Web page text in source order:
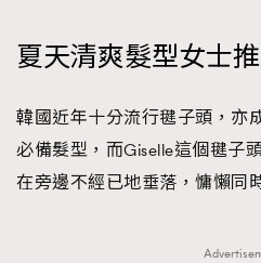
夏天清爽髮型女士
韓國近年十分流行毽子頭，亦
必備髮型，而Giselle這個毽子
在旁邊不經已地垂落，慵懶同